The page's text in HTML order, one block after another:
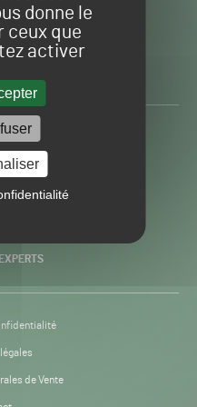
donne le
ceux que
activer
du
de Vente